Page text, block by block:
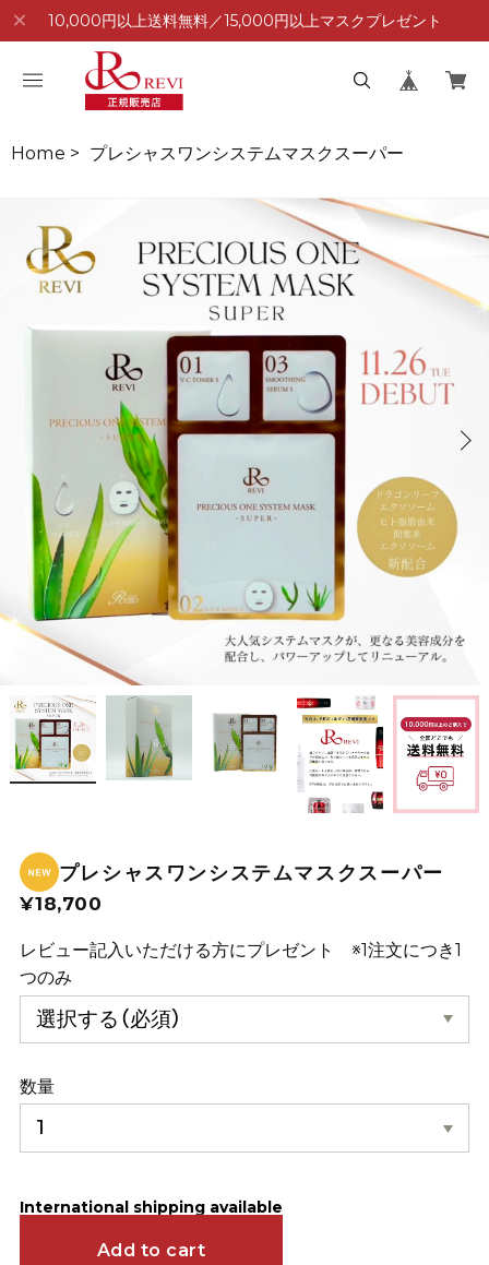
10,000円以上送料無料／15,000円以上マスクプレゼント
Home > プレシャスワンシステムマスクスーパー
プレシャスワンシステムマスクスーパー
¥18,700
レビュー記入いただける方にプレゼント ※1注文につき1
つのみ
数量
International shipping available
Add to cart